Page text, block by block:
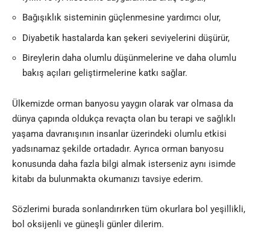
Bağışıklık sisteminin güçlenmesine yardımcı olur,
Diyabetik hastalarda kan şekeri seviyelerini düşürür,
Bireylerin daha olumlu düşünmelerine ve daha olumlu
bakış açıları geliştirmelerine katkı sağlar.
Ülkemizde orman banyosu yaygın olarak var olmasa da
dünya çapında oldukça revaçta olan bu terapi ve sağlıklı
yaşama davranışının insanlar üzerindeki olumlu etkisi
yadsınamaz şekilde ortadadır. Ayrıca orman banyosu
konusunda daha fazla bilgi almak isterseniz aynı isimde
kitabı da bulunmakta okumanızı tavsiye ederim.
Sözlerimi burada sonlandırırken tüm okurlara bol yeşillikli,
bol oksijenli ve güneşli günler dilerim.